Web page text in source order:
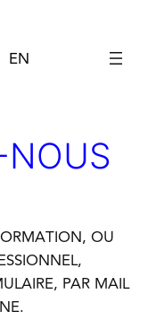
EN
OU
PAR MAIL